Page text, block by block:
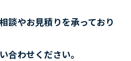
談やお見積りを承っており
合わせください。